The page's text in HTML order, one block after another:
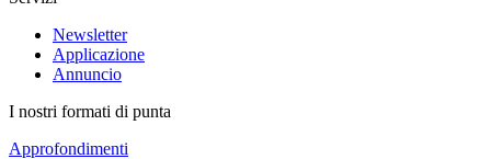
Newsletter
Applicazione
Annuncio
I nostri formati di punta
Approfondimenti